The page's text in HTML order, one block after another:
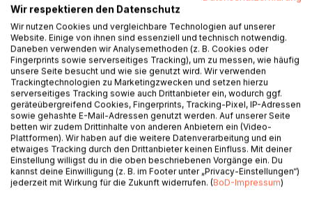
frechen Wichtel Michi in der Weihnachtswerkstatt
Wildwasserfahrten, bastelt Geschenkverpackungen und
lässt sich von einem Katapult über den Geschenkesack
schleudern.
Doch dann passiert etwas Schreckliches: Die Rentiere sind
krank! Wenn sie nicht rechtzeitig gesund werden, muss
Weihnachten ausfallen.
Zickiger Zuckerguss! Das nimmt Hopsi nicht einfach hin!
Ob sie gemeinsam mit ihren Freundinnen und Freunden
einen Weg findet, das Weihnachtsfest zu retten?
Wir respektieren den Datenschutz
Wir nutzen Cookies und vergleichbare Technologien auf unserer
Website. Einige von ihnen sind essenziell und technisch notwendig.
Daneben verwenden wir Analysemethoden (z. B. Cookies oder
Fingerprints sowie serverseitiges Tracking), um zu messen, wie häufig
unsere Seite besucht und wie sie genutzt wird. Wir verwenden
Trackingtechnologien zu Marketingzwecken und setzen hierzu
serverseitiges Tracking sowie auch Drittanbieter ein, wodurch ggf.
geräteübergreifend Cookies, Fingerprints, Tracking-Pixel, IP-Adressen
sowie gehashte E-Mail-Adressen genutzt werden. Auf unserer Seite
betten wir zudem Drittinhalte von anderen Anbietern ein (Video-
Plattformen). Wir haben auf die weitere Datenverarbeitung und ein
etwaiges Tracking durch den Drittanbieter keinen Einfluss. Mit deiner
Einstellung willigst du in die oben beschriebenen Vorgänge ein. Du
kannst deine Einwilligung (z. B. im Footer unter „Privacy-Einstellungen“)
jederzeit mit Wirkung für die Zukunft widerrufen. (BoD-Impressum)